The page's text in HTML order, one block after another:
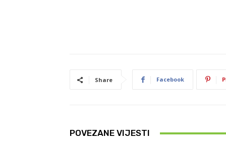
Share Facebook
POVEZANE VIJESTI